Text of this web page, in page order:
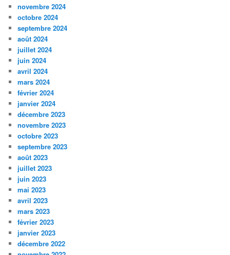
novembre 2024
octobre 2024
septembre 2024
août 2024
juillet 2024
juin 2024
avril 2024
mars 2024
février 2024
janvier 2024
décembre 2023
novembre 2023
octobre 2023
septembre 2023
août 2023
juillet 2023
juin 2023
mai 2023
avril 2023
mars 2023
février 2023
janvier 2023
décembre 2022